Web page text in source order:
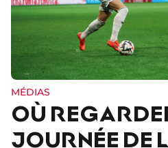
MÉDIAS
OÙ
JOURNÉE DE